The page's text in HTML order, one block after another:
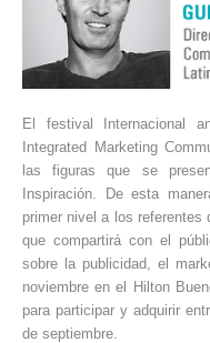
El festival Internacional
Integrated Marketing
las figuras que se
Inspiración. De esta
primer nivel a los referentes
que compartirá con el
sobre la publicidad, el
noviembre en el Hilton
para participar y adquirir
de septiembre.